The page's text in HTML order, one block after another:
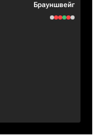
Брауншвейг